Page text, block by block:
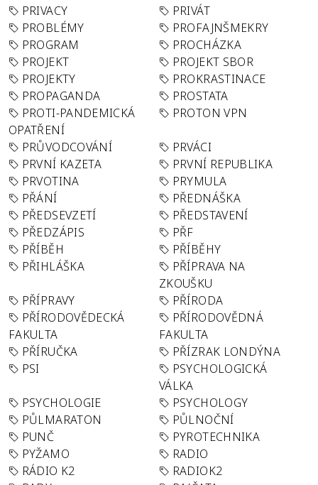
PRIVACY
PRIVÁT
PROBLÉMY
PROFAJNŠMEKRY
PROGRAM
PROCHÁZKA
PROJEKT
PROJEKT SBOR
PROJEKTY
PROKRASTINACE
PROPAGANDA
PROSTATA
PROTI-PANDEMICKÁ
OPATŘENÍ
PROTON VPN
PRŮVODCOVÁNÍ
PRVÁCI
PRVNÍ KAZETA
PRVNÍ REPUBLIKA
PRVOTINA
PRYMULA
PŘÁNÍ
PŘEDNÁŠKA
PŘEDSEVZETÍ
PŘEDSTAVENÍ
PŘEDZÁPIS
PŘF
PŘÍBĚH
PŘÍBĚHY
PŘIHLÁŠKA
PŘÍPRAVA NA
ZKOUŠKU
PŘÍPRAVY
PŘÍRODA
PŘÍRODOVĚDECKÁ
FAKULTA
PŘÍRODOVĚDNÁ
FAKULTA
PŘÍRUČKA
PŘÍZRAK LONDÝNA
PSI
PSYCHOLOGICKÁ
VÁLKA
PSYCHOLOGIE
PSYCHOLOGY
PŮLMARATON
PŮLNOČNÍ
PUNČ
PYROTECHNIKA
PYŽAMO
RADIO
RÁDIO K2
RADIOK2